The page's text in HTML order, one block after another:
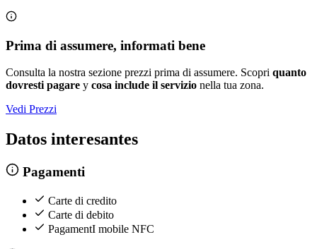
Prima di assumere, informati bene
Consulta la nostra sezione prezzi prima di assumere. Scopri quanto
dovresti pagare y cosa include il servizio nella tua zona.
Vedi Prezzi
Datos interesantes
Pagamenti
Carte di credito
Carte di debito
PagamentI mobile NFC